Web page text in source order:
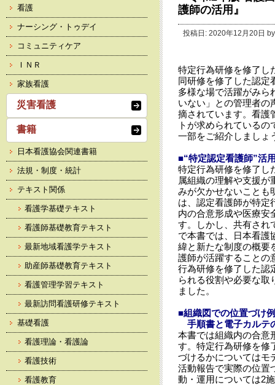
護師の活用』
投稿日: 2020年12月20日
特定行為研修を修了し
同研修を修了した認定
多様な場で活躍がみら
いない」との管理者の
摘されています。看護
トが求められている
一部をご紹介しましょ
■“特定認定看護師”活
特定行為研修を修了し
属組織の理解や支援が
みが欠かせないことも
は、認定看護師が特定
内の合意形成や医療安
す。しかし、共有され
で本書では、日本看護
緯と新たな制度の概要
護師が活躍することの
行為研修を修了した認
られる役割や必要な取
ました。
■組織図での位置づけ
手順書と電子カルテ
本書では組織内の合意
す。特定行為研修を修
づけるかについてはモ
活動報告で実際の位置
動・運用については2
看護
ナーシング・トゥデイ
コミュニティケア
ＩＮＲ
家族看護
災害看護
書籍
日本看護協会関連書籍
法規・制度・統計
テキスト関係
看護学基礎テキスト
看護師基礎教育テキスト
最新地域看護学テキスト
助産師基礎教育テキスト
看護管理学習テキスト
最新訪問看護研修テキスト
基礎看護
看護理論・看護論
看護技術
看護教育